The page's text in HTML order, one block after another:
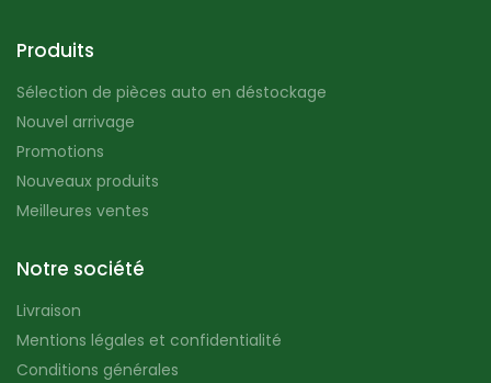
Produits
Sélection de pièces auto en déstockage
Nouvel arrivage
Promotions
Nouveaux produits
Meilleures ventes
Notre société
Livraison
Mentions légales et confidentialité
Conditions générales